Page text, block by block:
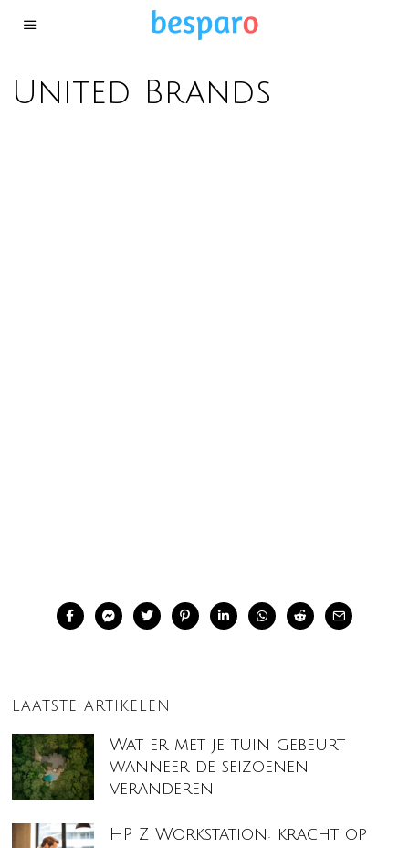
United Brands
LAATSTE ARTIKELEN
Wat er met je tuin gebeurt
wanneer de seizoenen
veranderen
HP Z Workstation: kracht op